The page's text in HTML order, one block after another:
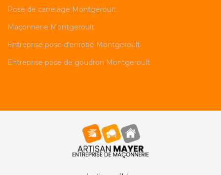
Pose de carrelage Montgeroult
Maçonnerie Montgeroult
Entreprise pose d'enrobé Montgeroult
Entreprise pose de goudron Montgeroult